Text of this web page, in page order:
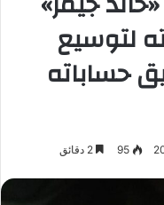
لتوسيع
حساباته
95